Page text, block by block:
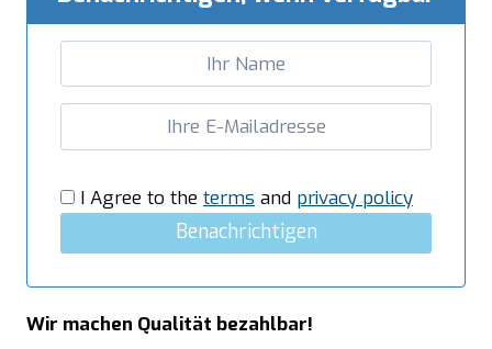
Modell
I Agree to the terms and privacy policy
Benachrichtigen
Wir machen Qualität bezahlbar!